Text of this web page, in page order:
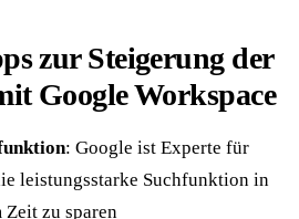
zur Steigerung der
Google Workspace
: Google ist Experte für
leistungsstarke Suchfunktion in
zu sparen